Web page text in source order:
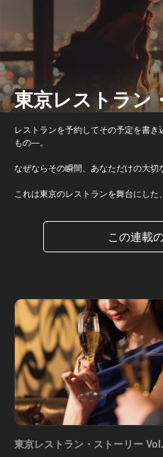
東京レストラン
レストランを予約してその予定を書
もの―。
なぜならその瞬間、あなただけの大切
これは東京のレストランを舞台にした
この連載
東京レストラン・ストーリー